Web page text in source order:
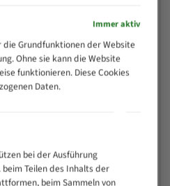
Immer aktiv
Grundfunktionen der Website
Ohne sie kann die Website
funktionieren. Diese Cookies
Daten.
bei der Ausführung
Teilen des Inhalts der
beim Sammeln von